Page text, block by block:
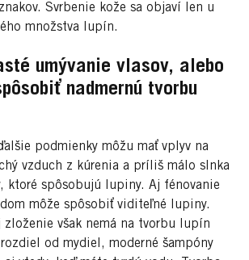
Svrbenie kože sa objaví len u
množstva lupín.
umývanie vlasov, alebo
nadmernú tvorbu
podmienky môžu mať vplyv na
vzduch z kúrenia a príliš málo slnka
ktoré spôsobujú lupiny. Aj fénovanie
môže spôsobiť viditeľné lupiny.
zloženie však nemá na tvorbu lupín
od mydiel, moderné šampóny